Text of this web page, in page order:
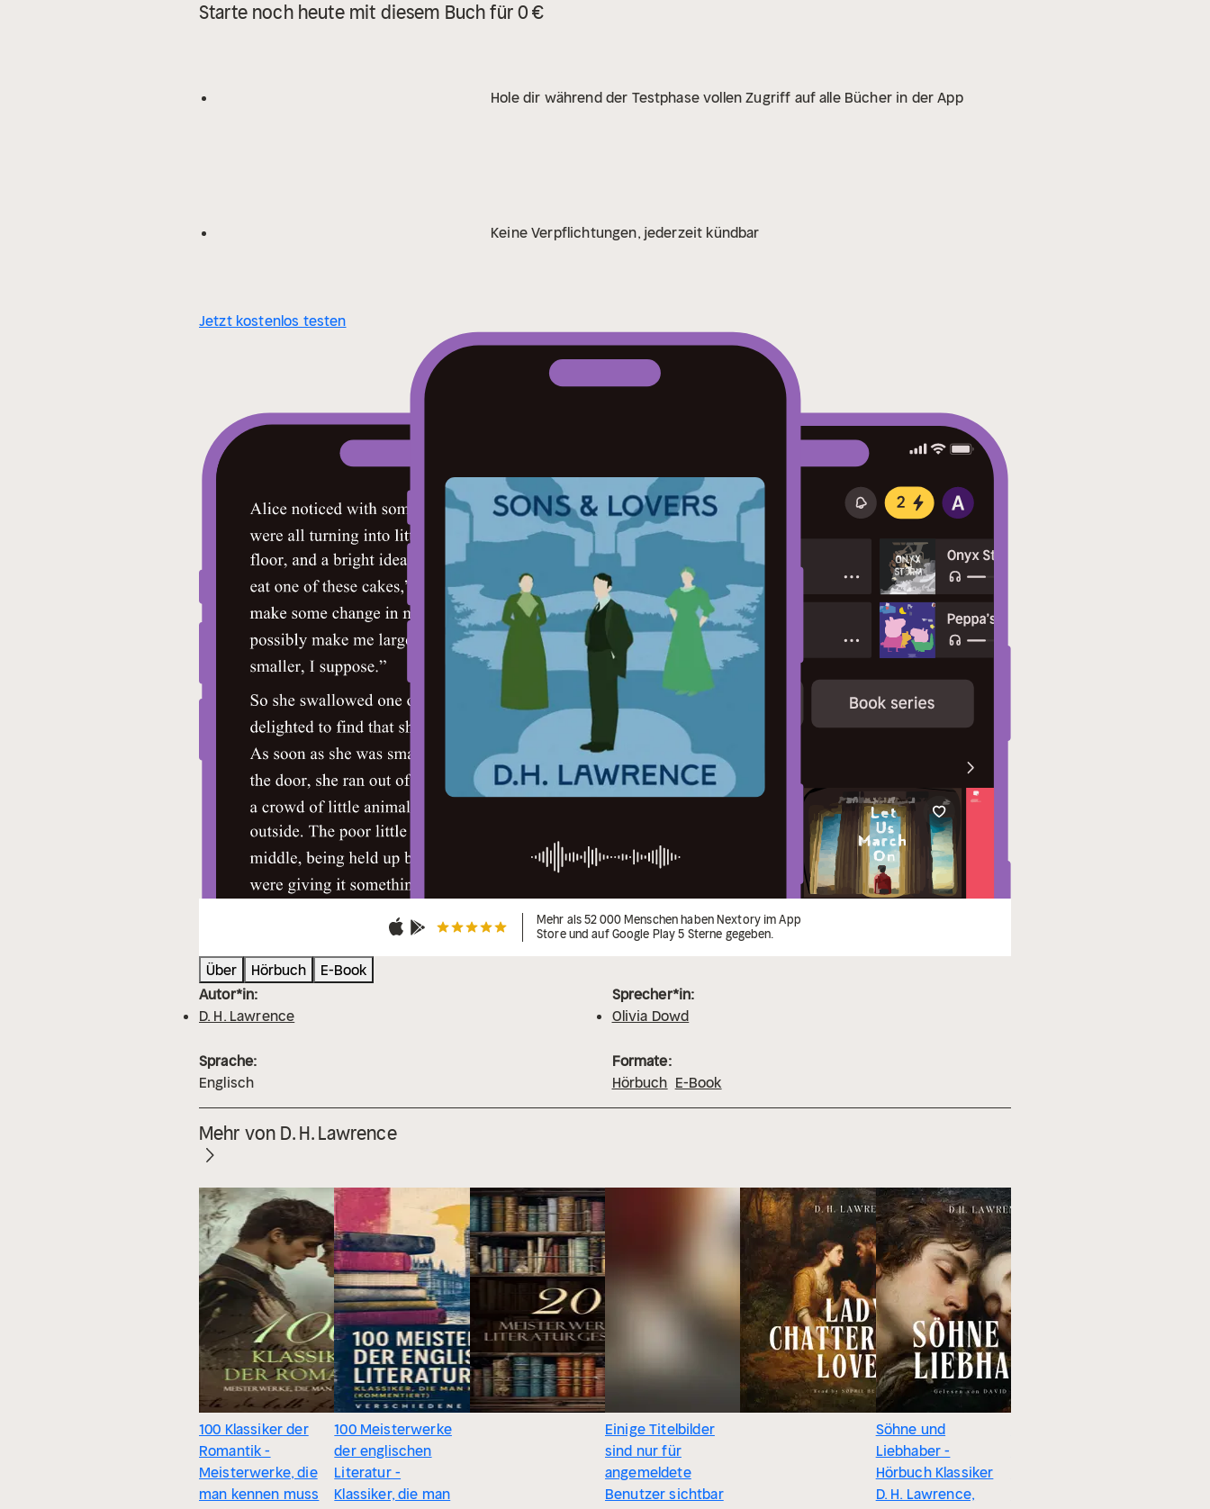
reputation. Today, he is considered a key figurehead in modernist literature.
Starte noch heute mit diesem Buch für 0 €
Hole dir während der Testphase vollen Zugriff auf alle Bücher in der App
Keine Verpflichtungen, jederzeit kündbar
Jetzt kostenlos testen
Mehr als 52 000 Menschen haben Nextory im App
Store und auf Google Play 5 Sterne gegeben.
Über Hörbuch
E-Book
Autor*in:
D. H. Lawrence
Sprecher*in:
Olivia Dowd
Sprache:
Englisch
Formate:
Hörbuch E-Book
Mehr von D. H. Lawrence
100 Klassiker der
Romantik -
Meisterwerke, die
man kennen muss
100 Meisterwerke
der englischen
Literatur -
Klassiker, die man
Einige Titelbilder
sind nur für
angemeldete
Benutzer sichtbar
Söhne und
Liebhaber -
Hörbuch Klassiker
D. H. Lawrence,